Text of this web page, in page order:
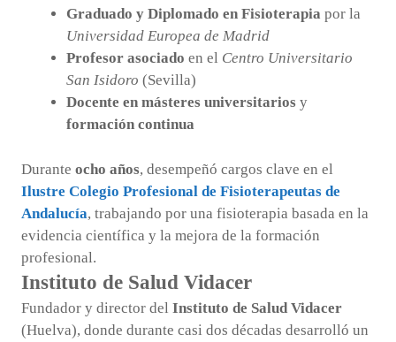
Graduado y Diplomado en Fisioterapia por la
Universidad Europea de Madrid
Profesor asociado en el Centro Universitario
San Isidoro (Sevilla)
Docente en másteres universitarios y
formación continua
Durante ocho años, desempeñó cargos clave en el
Ilustre Colegio Profesional de Fisioterapeutas de
Andalucía, trabajando por una fisioterapia basada en la
evidencia científica y la mejora de la formación
profesional.
Instituto de Salud Vidacer
Fundador y director del Instituto de Salud Vidacer
(Huelva), donde durante casi dos décadas desarrolló un